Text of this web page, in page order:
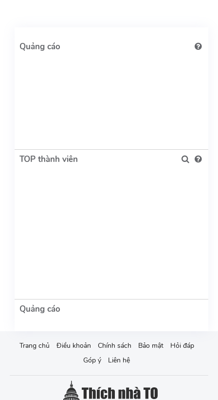
TOP thành viên
Trang chủ Điều khoản Chính sách Bảo mật
Hỏi đáp
Góp ý
Liên hệ